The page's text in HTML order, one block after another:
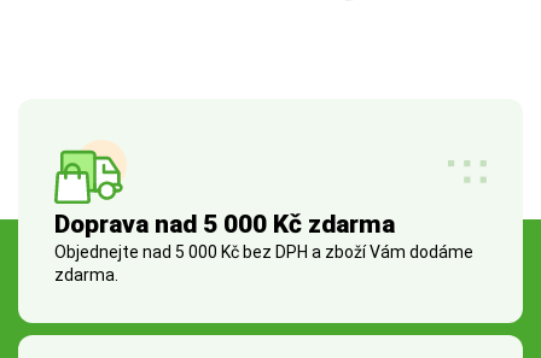
Doprava nad 5 000 Kč zdarma
Objednejte nad 5 000 Kč bez DPH a zboží Vám dodáme
zdarma.